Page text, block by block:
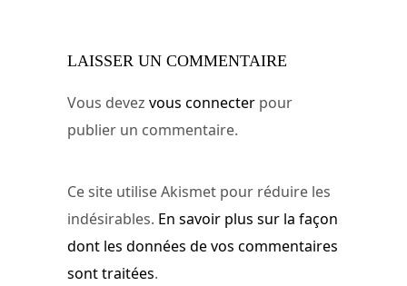
LAISSER UN COMMENTAIRE
Vous devez vous connecter pour
publier un commentaire.
Ce site utilise Akismet pour réduire les
indésirables. En savoir plus sur la façon
dont les données de vos commentaires
sont traitées.